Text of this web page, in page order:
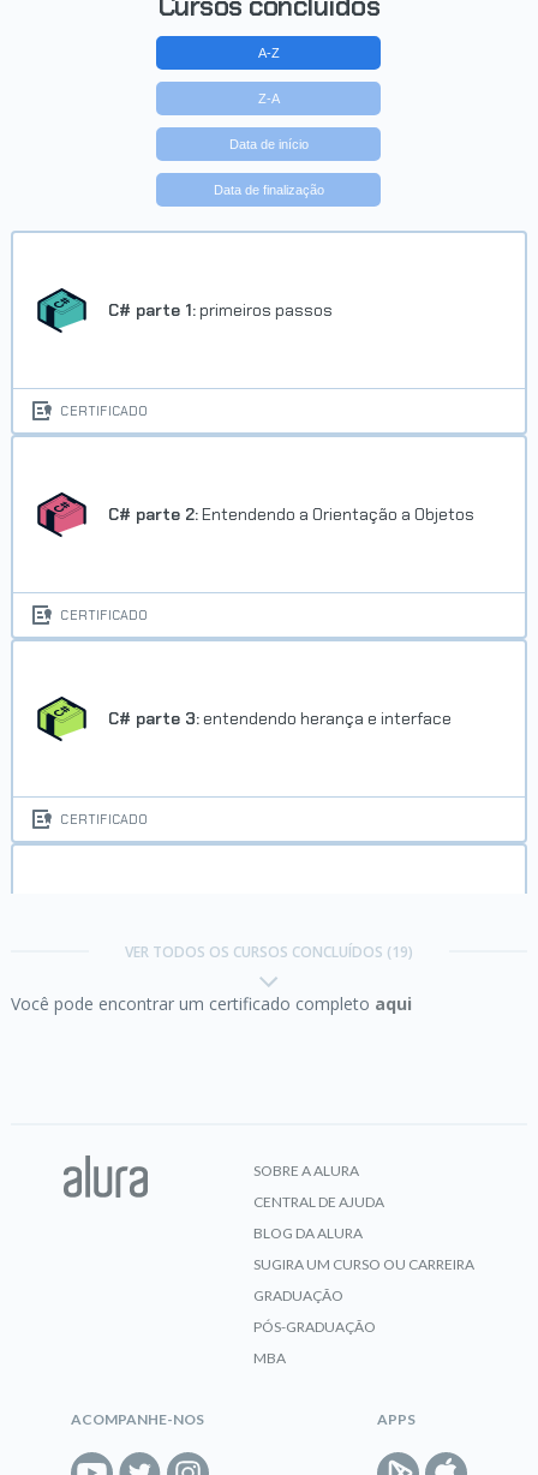
A-Z
Z-A
Data de início
Data de finalização
C# parte 1: primeiros passos
CERTIFICADO
C# parte 2: Entendendo a Orientação a Objetos
CERTIFICADO
C# parte 3: entendendo herança e interface
CERTIFICADO
Strings, expressões regulares e a
VER TODOS OS CURSOS CONCLUÍDOS (19)
Você pode encontrar um certificado completo aqui
SOBRE A ALURA
CENTRAL DE AJUDA
BLOG DA ALURA
SUGIRA UM CURSO OU CARREIRA
GRADUAÇÃO
PÓS-GRADUAÇÃO
MBA
ACOMPANHE-NOS APPS